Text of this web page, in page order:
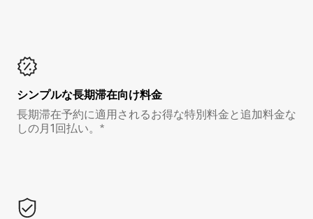
シンプルな長期滞在向け料金
長期滞在予約に適用されるお得な特別料金と追加料金な
しの月1回払い。*